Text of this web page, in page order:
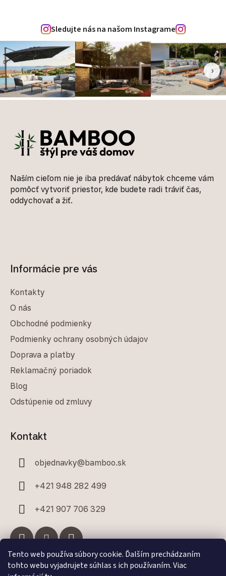
Tento web používa súbory cookie. Ďalším prechádzaním
tohto webu vyjadrujete súhlas s ich používaním. Viac
Sledujte nás na našom Instagrame
‹ ›
Naším cieľom nie je iba predávať nábytok chceme vám
pomôcť vytvoriť priestor, kde budete radi tráviť čas,
oddychovať a žiť.
Informácie pre vás
Kontakty
O nás
Obchodné podmienky
Podmienky ochrany osobných údajov
Doprava a platby
Reklamačný poriadok
Blog
Odstúpenie od zmluvy
Kontakt
objednavky@bamboo.sk
+421 948 282 499
+421 907 706 329